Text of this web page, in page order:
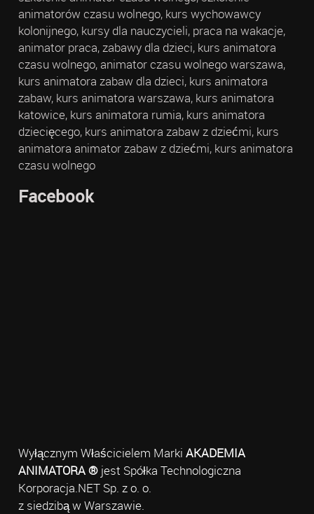
animatorów czasu wolnego, kurs wychowawcy
kolonijnego, kursy dla nauczycieli, praca na wakacje,
animator praca, zabawy dla dzieci, kurs animatora
czasu wolnego, animator czasu wolnego warszawa,
kurs animatora zabaw dla dzieci, kurs animatora
zabaw, kurs animatora warszawa, kurs animatora
katowice, kurs animatora rumia, kurs animatora
dziecięcego, kurs animatora zabaw z dziećmi, kurs
animatora animator zabaw z dziećmi, kurs animatora
czasu wolnego
Facebook
Wyłącznym Właścicielem Marki AKADEMIA
ANIMATORA ®jest Spółka Technologiczna
Korporacja.NET Sp. z o. o.
z siedzibą w Warszawie.